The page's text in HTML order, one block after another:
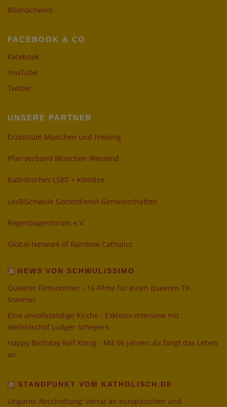
Bildnachweis
FACEBOOK & CO
Facebook
YouTube
Twitter
UNSERE PARTNER
Erzbistum München und Freising
Pfarrverband München Westend
Katholisches LSBT + Komitee
LesBiSchwule Gottesdienst-Gemeinschaften
Regenbogenforum e.V.
Global Network of Rainbow Catholics
NEWS VON SCHWULISSIMO
Queerer Filmsommer - 16 Filme für einen queeren TV-
Sommer
Eine unvollständige Kirche - Exklusiv-Interview mit
Weihbischof Ludger Schepers
Happy Birthday Ralf König - Mit 66 Jahren, da fängt das Leben
an
STANDPUNKT VOM KATHOLISCH.DE
Ungarns Abschottung: Verrat an europäischen und